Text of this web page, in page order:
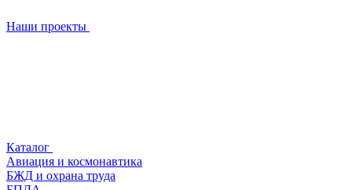
Наши проекты
Каталог
Авиация и космонавтика
БЖД и охрана труда